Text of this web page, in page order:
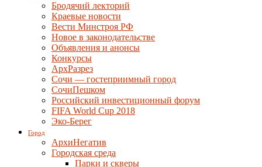
Бродячий лекторий
Краевые новости
Вести Минстроя РФ
Новое в законодательстве
Объявления и анонсы
Конкурсы
АрхРазрез
Сочи — гостеприимный город
СочиПешком
Российский инвестиционный форум
FIFA World Cup 2018
Эко-Берег
Город
АрхиНегатив
Городская среда
Парки и скверы